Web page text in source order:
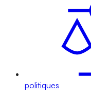
politiques